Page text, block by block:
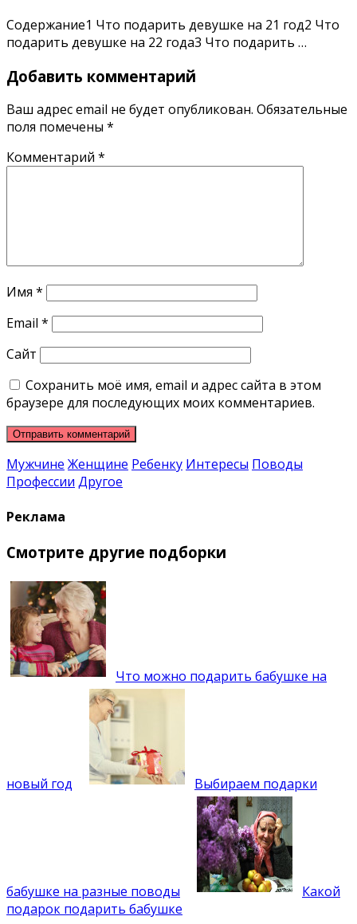
Содержание1 Что подарить девушке на 21 год2 Что
подарить девушке на 22 года3 Что подарить …
Добавить комментарий
Ваш адрес email не будет опубликован. Обязательные
поля помечены *
Комментарий *
Имя *
Email *
Сайт
Сохранить моё имя, email и адрес сайта в этом
браузере для последующих моих комментариев.
Мужчине Женщине Ребенку Интересы Поводы
Профессии Другое
Реклама
Смотрите другие подборки
Что можно подарить бабушке на
новый год Выбираем подарки
бабушке на разные поводы
Какой
подарок подарить бабушке